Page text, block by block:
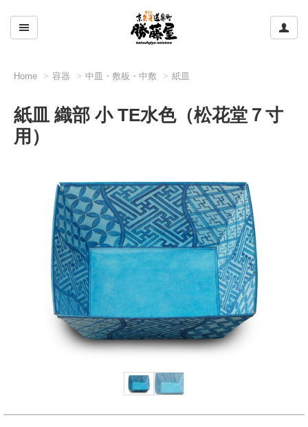
ここをクリックして左のメニューを開閉する
Home 容器 中皿・敷板・中敷 紙皿
紙皿 織部 小 TE水色（松花堂７寸
用）